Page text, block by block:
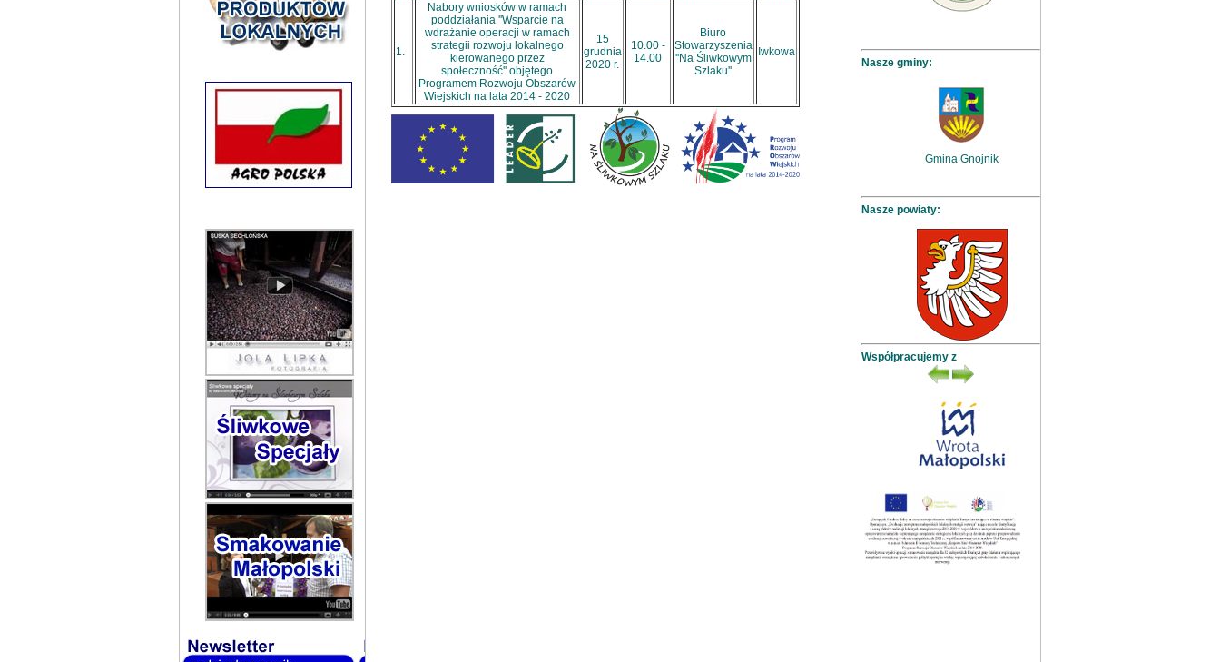
1.
Nabory wniosków w ramach
poddziałania ''Wsparcie na
wdrażanie operacji w ramach
strategii rozwoju lokalnego
kierowanego przez
społeczność'' objętego
Programem Rozwoju Obszarów
Wiejskich na lata 2014 - 2020
15
grudnia
2020 r.
10.00 -
14.00
Biuro
Stowarzyszenia
''Na Śliwkowym
Szlaku''
Iwkowa
Nasze gminy:
Gmina Gnojnik
Nasze powiaty:
Współpracujemy z